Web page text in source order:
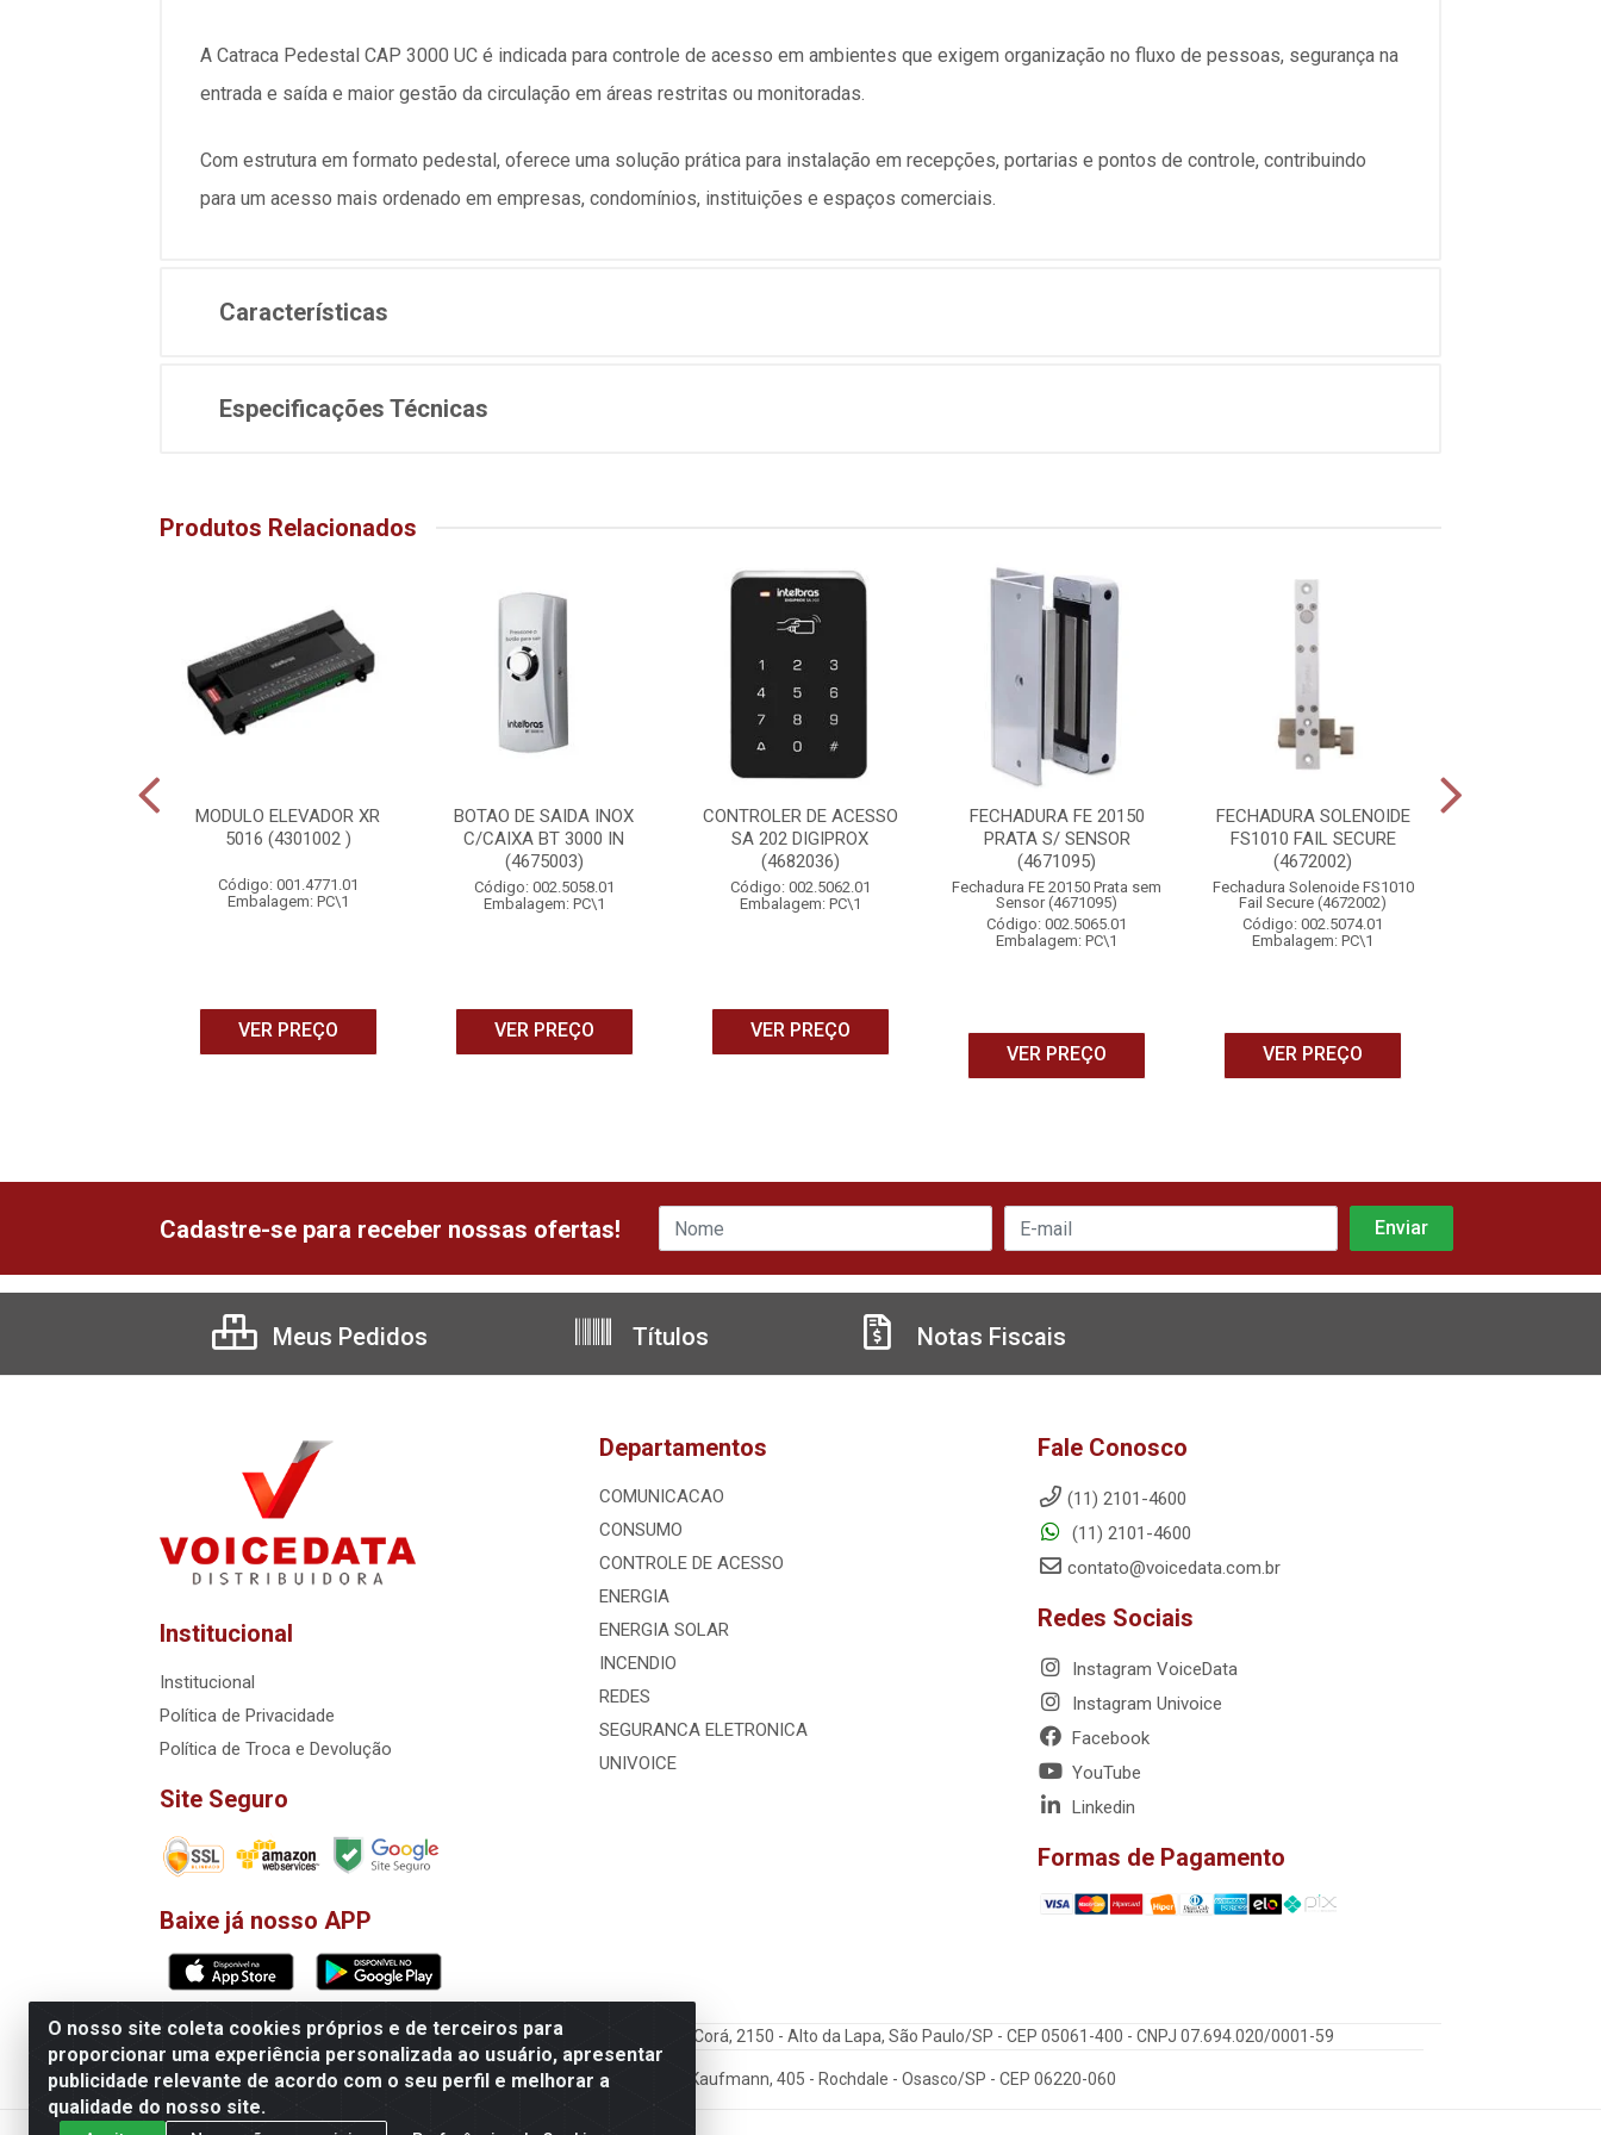
A Catraca Pedestal CAP 3000 UC é indicada para controle de acesso em ambientes que exigem organização no fluxo de pessoas, segurança na
entrada e saída e maior gestão da circulação em áreas restritas ou monitoradas.
Com estrutura em formato pedestal, oferece uma solução prática para instalação em recepções, portarias e pontos de controle, contribuindo
para um acesso mais ordenado em empresas, condomínios, instituições e espaços comerciais.
Características
Especificações Técnicas
Produtos Relacionados
MODULO ELEVADOR XR
5016 (4301002 )
Código: 001.4771.01
Embalagem: PC\1
VER PREÇO
BOTAO DE SAIDA INOX
C/CAIXA BT 3000 IN
(4675003)
Código: 002.5058.01
Embalagem: PC\1
VER PREÇO
CONTROLER DE ACESSO
SA 202 DIGIPROX
(4682036)
Código: 002.5062.01
Embalagem: PC\1
VER PREÇO
FECHADURA FE 20150
PRATA S/ SENSOR
(4671095)
Fechadura FE 20150 Prata sem
Sensor (4671095)
Código: 002.5065.01
Embalagem: PC\1
VER PREÇO
FECHADURA SOLENOIDE
FS1010 FAIL SECURE
(4672002)
Fechadura Solenoide FS1010
Fail Secure (4672002)
Código: 002.5074.01
Embalagem: PC\1
VER PREÇO
O nosso site coleta cookies próprios e de terceiros para
proporcionar uma experiência personalizada ao usuário, apresentar
publicidade relevante de acordo com o seu perfil e melhorar a
qualidade do nosso site.
Cadastre-se para receber nossas ofertas!
Meus Pedidos Títulos Notas Fiscais
Institucional
Institucional
Política de Privacidade
Política de Troca e Devolução
Site Seguro
Baixe já nosso APP
Departamentos
COMUNICACAO
CONSUMO
CONTROLE DE ACESSO
ENERGIA
ENERGIA SOLAR
INCENDIO
REDES
SEGURANCA ELETRONICA
UNIVOICE
Fale Conosco
(11) 2101-4600
(11) 2101-4600
contato@voicedata.com.br
Redes Sociais
Instagram VoiceData
Instagram Univoice
Facebook
YouTube
Linkedin
Formas de Pagamento
Matriz: VoiceData Systemas Integrados Ltda - Rua Cerro Corá, 2150 - Alto da Lapa, São Paulo/SP - CEP 05061-400 - CNPJ 07.694.020/0001-59
Filial: VoiceData - Rua João Kaufmann, 405 - Rochdale - Osasco/SP - CEP 06220-060